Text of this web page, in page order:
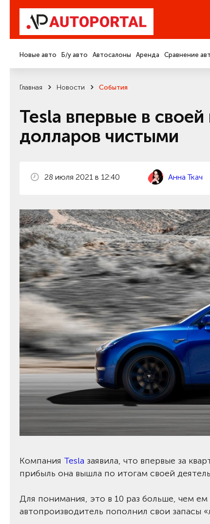
Новые авто Б/у авто Автосалоны Аренда Сравнение
Главная Новости События
Tesla впервые в
долларов чистыми
28 июля 2021 в 12:40 Анна Ткач
Компания Tesla заявила, что впервые за
прибыль она вышла по итогам своей
Для понимания, это в 10 раз больше, чем
автопроизводитель пополнил свои запасы